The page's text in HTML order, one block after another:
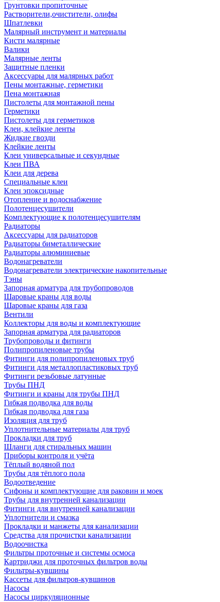
Грунтовки пропиточные
Растворители,очистители, олифы
Шпатлевки
Малярный инструмент и материалы
Кисти малярные
Валики
Малярные ленты
Защитные пленки
Аксессуары для малярных работ
Пены монтажные, герметики
Пена монтажная
Пистолеты для монтажной пены
Герметики
Пистолеты для герметиков
Клеи, клейкие ленты
Жидкие гвозди
Клейкие ленты
Клеи универсальные и секундные
Клеи ПВА
Клеи для дерева
Специальные клеи
Клеи эпоксидные
Отопление и водоснабжение
Полотенцесушители
Комплектующие к полотенцесушителям
Радиаторы
Аксессуары для радиаторов
Радиаторы биметаллические
Радиаторы алюминиевые
Водонагреватели
Водонагреватели электрические накопительные
Тэны
Запорная арматура для трубопроводов
Шаровые краны для воды
Шаровые краны для газа
Вентили
Коллекторы для воды и комплектующие
Запорная арматура для радиаторов
Трубопроводы и фитинги
Полипропиленовые трубы
Фитинги для полипропиленовых труб
Фитинги для металлопластиковых труб
Фитинги резьбовые латунные
Трубы ПНД
Фитинги и краны для трубы ПНД
Гибкая подводка для воды
Гибкая подводка для газа
Изоляция для труб
Уплотнительные материалы для труб
Прокладки для труб
Шланги для стиральных машин
Приборы контроля и учёта
Тёплый водяной пол
Трубы для тёплого пола
Водоотведение
Сифоны и комплектующие для раковин и моек
Трубы для внутренней канализации
Фитинги для внутренней канализации
Уплотнители и смазка
Прокладки и манжеты для канализации
Средства для прочистки канализации
Водоочистка
Фильтры проточные и системы осмоса
Картриджи для проточных фильтров воды
Фильтры-кувшины
Кассеты для фильтров-кувшинов
Насосы
Насосы циркуляционные